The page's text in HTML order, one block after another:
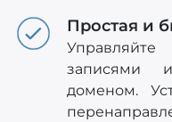
Простая и
записями
доменом.